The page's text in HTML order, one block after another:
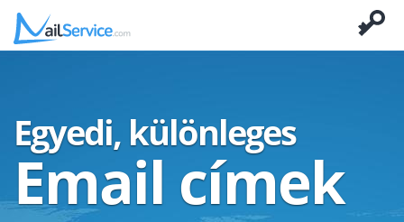
Egyedi, különleges
Email címek